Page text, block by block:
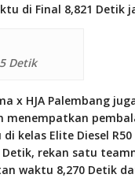
di Final 8,821 Detik
Detik
x HJA Palembang
menempatkan
kelas Elite Diesel
rekan satu
waktu 8,270 Detik